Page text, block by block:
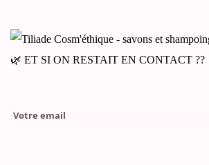
🌿 ET SI ON RESTAIT EN CONTACT ??